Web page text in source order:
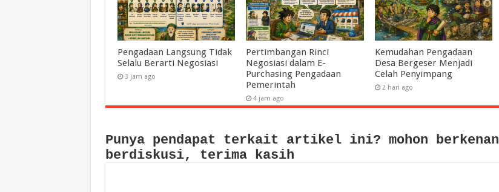
Pengadaan Langsung Tidak
Selalu Berarti Negosiasi
3 jam ago
Pertimbangan Rinci
Negosiasi dalam E-
Purchasing Pengadaan
Pemerintah
4 jam ago
Kemudahan Pengadaan
Desa Bergeser Menjadi
Celah Penyimpang
2 hari ago
Punya pendapat terkait artikel ini? mohon berkenan
berdiskusi, terima kasih